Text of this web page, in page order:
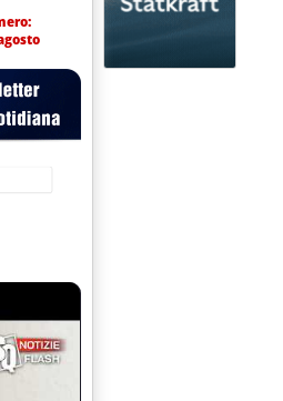
Agip e gli "stacchi Italia" dalle medie Ue. I prezzi